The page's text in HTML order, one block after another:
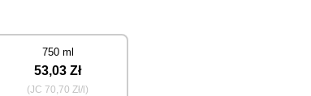
750 ml
53,03 Zł
(JC 70,70 Zł/l)